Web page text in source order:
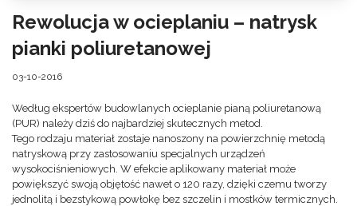
Rewolucja w ocieplaniu – natrysk
pianki poliuretanowej
03-10-2016
Według ekspertów budowlanych ocieplanie pianą poliuretanową
(PUR) należy dziś do najbardziej skutecznych metod.
Tego rodzaju materiał zostaje nanoszony na powierzchnię metodą
natryskową przy zastosowaniu specjalnych urządzeń
wysokociśnieniowych. W efekcie aplikowany materiał może
powiększyć swoją objętość nawet o 120 razy, dzięki czemu tworzy
jednolitą i bezstykową powłokę bez szczelin i mostków termicznych.